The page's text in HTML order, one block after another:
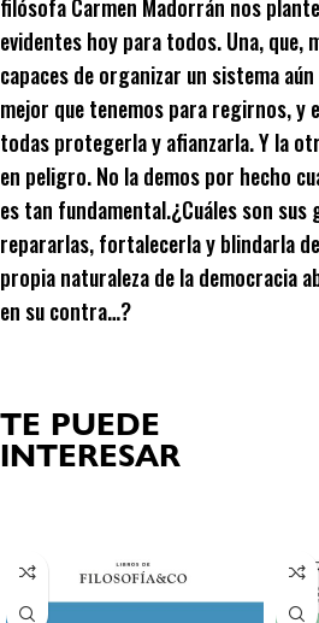
filósofa Carmen Madorrán nos
evidentes hoy para todos. Una, que,
capaces de organizar un sistema
mejor que tenemos para regirnos, y
todas protegerla y afianzarla. Y la
en peligro. No la demos por hecho
es tan fundamental.¿Cuáles son
repararlas, fortalecerla y blindarla
propia naturaleza de la democracia
en su contra…?
TE PUEDE
INTERESAR